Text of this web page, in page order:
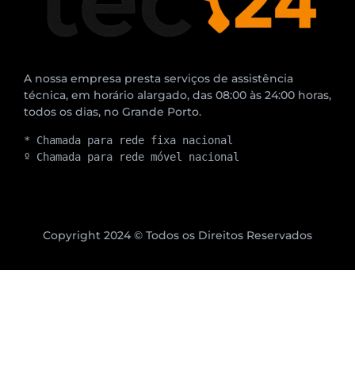
A nossa empresa presta serviços de assistência
técnica, em horário alargado, das 08:00 às 24:00 horas,
todos os dias, no Grande Porto.
* Chamada para rede fixa nacional
º Chamada para rede móvel nacional
Copyright 2024 © Todos os Direitos Reservados